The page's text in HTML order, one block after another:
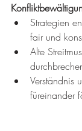
Strategien
fair und
Alte
Verständnis
füreinander